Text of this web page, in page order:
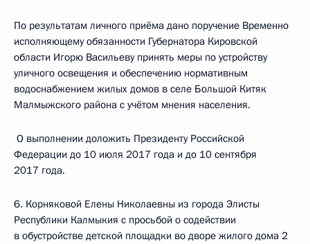
По результатам личного приёма дано поручение Временно
исполняющему обязанности Губернатора Кировской
области Игорю Васильеву принять меры по устройству
уличного освещения и обеспечению нормативным
водоснабжением жилых домов в селе Большой Китяк
Малмыжского района c учётом мнения населения.
О выполнении доложить Президенту Российской
Федерации до 10 июля 2017 года и до 10 сентября
2017 года.
6. Корняковой Елены Николаевны из города Элисты
Республики Калмыкия с просьбой о содействии
в обустройстве детской площадки во дворе жилого дома 2